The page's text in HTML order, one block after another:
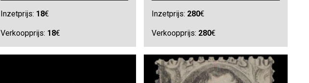
Inzetprijs: 18€
Verkoopprijs: 18€
Inzetprijs: 280€
Verkoopprijs: 280€